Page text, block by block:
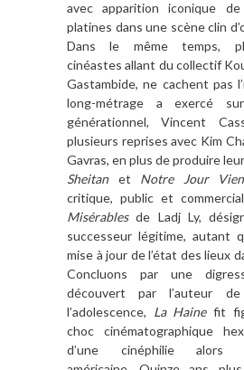
avec apparition iconique
platines dans une scène clin
Dans le même temps,
cinéastes allant du collectif
Gastambide, ne cachent pas
long-métrage a exercé
générationnel, Vincent
plusieurs reprises avec Kim
Gavras, en plus de produire
Sheitanet Notre Jour
critique, public et
Misérablesde Ladj Ly,
successeur légitime, autant
mise à jour de l’état des lieux
Concluons par une
découvert par l’auteur
l’adolescence, La Hainefit
choc cinématographique
d’une cinéphilie alors